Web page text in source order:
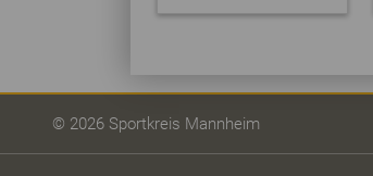
© 2026 Sportkreis Mannheim